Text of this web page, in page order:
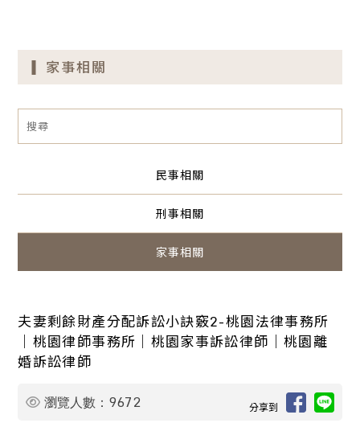
家事相關
民事相關
刑事相關
家事相關
夫妻剩餘財產分配訴訟小訣竅2-桃園法律事務所
｜桃園律師事務所｜桃園家事訴訟律師｜桃園離
婚訴訟律師
分享到
瀏覽人數： 9672